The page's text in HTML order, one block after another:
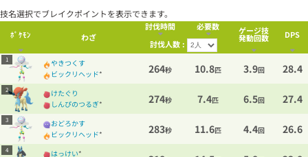
技名選択でブレイクポイントを表示できます。
ﾎﾟｹﾓﾝ わざ
討伐時間 必要数 ゲージ技
発動回数
DPS
討伐人数 :
1
やきつくす
ビックリヘッド* 264秒 10.8匹 3.9回 28.4
2
けたぐり
しんぴのつるぎ* 274秒 7.4匹 6.5回 27.4
3
おどろかす
ビックリヘッド* 283秒 11.6匹 4.4回 26.6
4 はっけい*